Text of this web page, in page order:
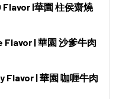
Flavor |華園 柱侯齋燒
- FRIED DOUGH BBQ
OF WAHYUEN - FRIED
Flavor | 華園 沙爹牛肉
- BEEF SLICED SATE
OF WAHYUEN - BEEF
Flavor | 華園 咖喱牛肉